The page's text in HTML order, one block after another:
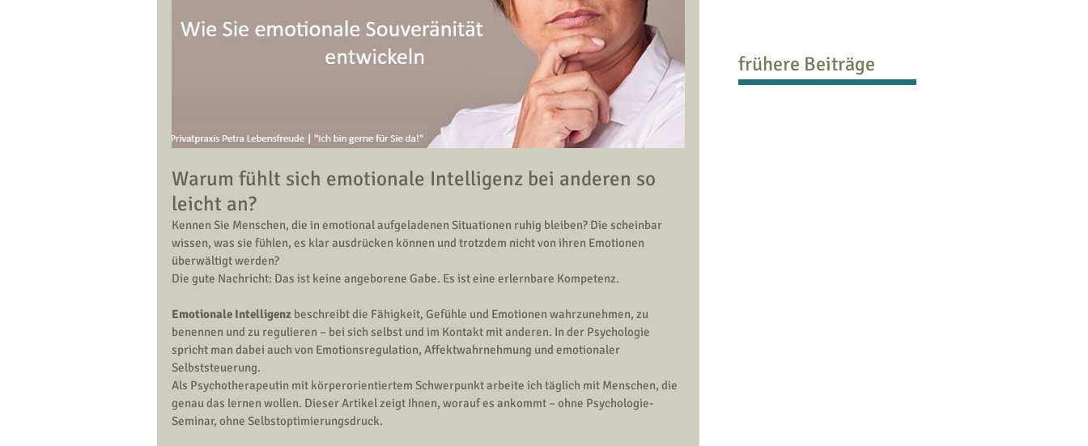
Warum fühlt sich emotionale Intelligenz bei anderen so
leicht an?
Kennen Sie Menschen, die in emotional aufgeladenen Situationen ruhig bleiben? Die scheinbar
wissen, was sie fühlen, es klar ausdrücken können und trotzdem nicht von ihren Emotionen
überwältigt werden?
Die gute Nachricht: Das ist keine angeborene Gabe. Es ist eine erlernbare Kompetenz.
Emotionale Intelligenz beschreibt die Fähigkeit, Gefühle und Emotionen wahrzunehmen, zu
benennen und zu regulieren – bei sich selbst und im Kontakt mit anderen. In der Psychologie
spricht man dabei auch von Emotionsregulation, Affektwahrnehmung und emotionaler
Selbststeuerung.
Als Psychotherapeutin mit körperorientiertem Schwerpunkt arbeite ich täglich mit Menschen, die
genau das lernen wollen. Dieser Artikel zeigt Ihnen, worauf es ankommt – ohne Psychologie-
Seminar, ohne Selbstoptimierungsdruck.
frühere Beiträge